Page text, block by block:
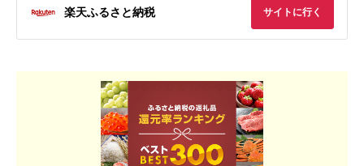
楽天ふるさと納税 サイトに行く